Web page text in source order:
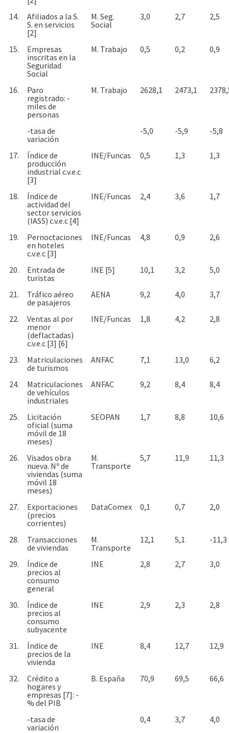
14.
Afiliados a la S.
S. en servicios
[2]
M. Seg.
Social
3,0 2,7 2,5
15.
Empresas
inscritas en la
Seguridad
Social
M. Trabajo 0,5 0,2 0,9
16.
Paro
registrado: -
miles de
personas
M. Trabajo 2628,1 2473,1
-tasa de
variación
-5,0 -5,9 -5,8
17.
Índice de
producción
industrial c.v.e.c
[3]
INE/Funcas 0,5 1,3 1,3
18.
Índice de
actividad del
sector servicios
(IASS) c.v.e.c [4]
INE/Funcas 2,4 3,6 1,7
19.
Pernoctaciones
en hoteles
c.v.e.c [3]
INE/Funcas 4,8 0,9 2,6
20.
Entrada de
turistas
INE [5] 10,1 3,2 5,0
21.
Tráfico aéreo
de pasajeros
AENA 9,2 4,0 3,7
22.
Ventas al por
menor
(deflactadas)
c.v.e.c [3] [6]
INE/Funcas 1,8 4,2 2,8
23.
Matriculaciones
de turismos
ANFAC 7,1 13,0 6,2
24.
Matriculaciones
de vehículos
industriales
ANFAC 9,2 8,4 8,4
25.
Licitación
oficial (suma
móvil de 18
meses)
SEOPAN 1,7 8,8 10,6
26.
Visados obra
nueva. Nº de
viviendas (suma
móvil 18
meses)
M.
Transporte
5,7 11,9 11,3
27.
Exportaciones
(precios
corrientes)
DataComex 0,1 0,7 2,0
28.
Transacciones
de viviendas
M.
Transporte
12,1 5,1 -11,3
29.
Índice de
precios al
consumo
general
INE 2,8 2,7 3,0
30.
Índice de
precios al
consumo
subyacente
INE 2,9 2,3 2,8
31.
Índice de
precios de la
vivienda
INE 8,4 12,7 12,9
32.
Crédito a
hogares y
empresas [7]: -
% del PIB
B. España 70,9 69,5 66,6
-tasa de
variación
0,4 3,7 4,0